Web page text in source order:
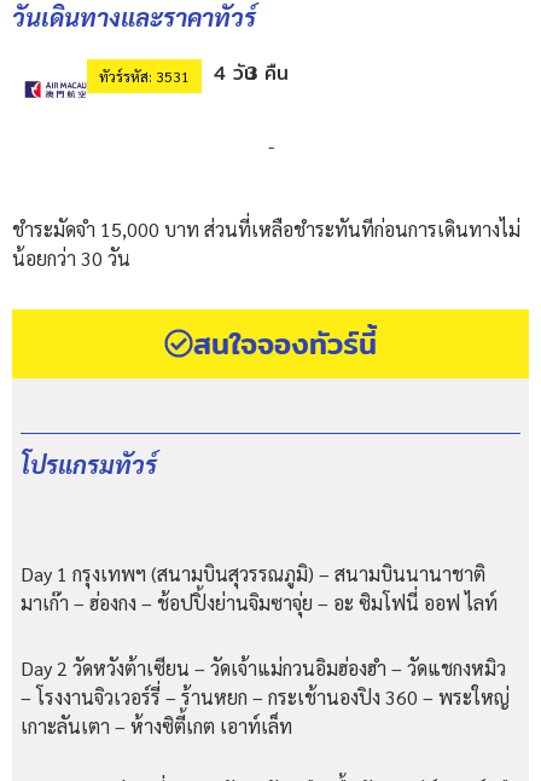
วันเดินทางและราคาทัวร์
ทัวร์รหัส: 3531 4 วัน3 คืน
-
ชำระมัดจำ 15,000 บาท ส่วนที่เหลือชำระทันทีก่อนการเดินทางไม่
น้อยกว่า 30 วัน
สนใจจองทัวร์นี้
โปรแกรมทัวร์
Day 1 กรุงเทพฯ (สนามบินสุวรรณภูมิ) – สนามบินนานาชาติ
มาเก๊า – ฮ่องกง – ช้อปปิ้งย่านจิมซาจุ่ย – อะ ซิมโฟนี่ ออฟ ไลท์
Day 2 วัดหวังต้าเซียน – วัดเจ้าแม่กวนอิมฮ่องฮำ – วัดแชกงหมิว
– โรงงานจิวเวอร์รี่ – ร้านหยก – กระเช้านองปิง 360 – พระใหญ่
เกาะลันเตา – ห้างซิตี้เกต เอาท์เล็ท